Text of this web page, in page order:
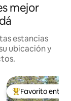
mejor
estancias
ubicación y
De los mejores
Favorito entre